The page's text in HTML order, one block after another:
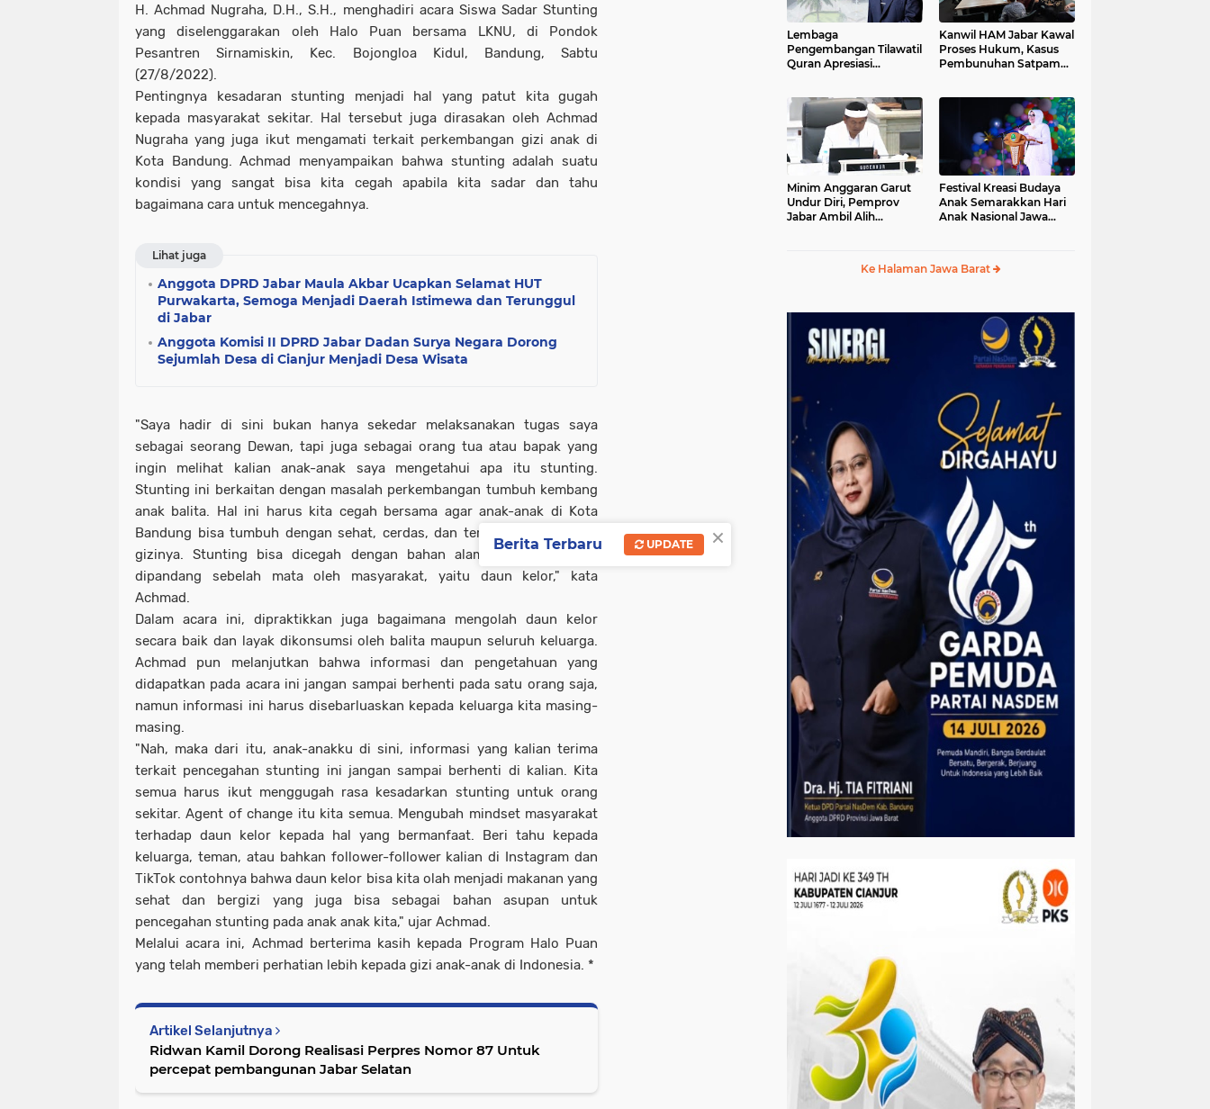
H. Achmad Nugraha, D.H., S.H., menghadiri acara Siswa Sadar Stunting
yang diselenggarakan oleh Halo Puan bersama LKNU, di Pondok
Pesantren Sirnamiskin, Kec. Bojongloa Kidul, Bandung, Sabtu
(27/8/2022).
Pentingnya kesadaran stunting menjadi hal yang patut kita gugah
kepada masyarakat sekitar. Hal tersebut juga dirasakan oleh Achmad
Nugraha yang juga ikut mengamati terkait perkembangan gizi anak di
Kota Bandung. Achmad menyampaikan bahwa stunting adalah suatu
kondisi yang sangat bisa kita cegah apabila kita sadar dan tahu
bagaimana cara untuk mencegahnya.
Lihat juga
Anggota DPRD Jabar Maula Akbar Ucapkan Selamat HUT
Purwakarta, Semoga Menjadi Daerah Istimewa dan Terunggul
di Jabar
Anggota Komisi II DPRD Jabar Dadan Surya Negara Dorong
Sejumlah Desa di Cianjur Menjadi Desa Wisata
"Saya hadir di sini bukan hanya sekedar melaksanakan tugas saya
sebagai seorang Dewan, tapi juga sebagai orang tua atau bapak yang
ingin melihat kalian anak-anak saya mengetahui apa itu stunting.
Stunting ini berkaitan dengan masalah perkembangan tumbuh kembang
anak balita. Hal ini harus kita cegah bersama agar anak-anak di Kota
Bandung bisa tumbuh dengan sehat, cerdas, dan terpenuhi kebutuhan
gizinya. Stunting bisa dicegah dengan bahan alami yang seringkali
dipandang sebelah mata oleh masyarakat, yaitu daun kelor," kata
Achmad.
Dalam acara ini, dipraktikkan juga bagaimana mengolah daun kelor
secara baik dan layak dikonsumsi oleh balita maupun seluruh keluarga.
Achmad pun melanjutkan bahwa informasi dan pengetahuan yang
didapatkan pada acara ini jangan sampai berhenti pada satu orang saja,
namun informasi ini harus disebarluaskan kepada keluarga kita masing-
masing.
"Nah, maka dari itu, anak-anakku di sini, informasi yang kalian terima
terkait pencegahan stunting ini jangan sampai berhenti di kalian. Kita
semua harus ikut menggugah rasa kesadarkan stunting untuk orang
sekitar. Agent of change itu kita semua. Mengubah mindset masyarakat
terhadap daun kelor kepada hal yang bermanfaat. Beri tahu kepada
keluarga, teman, atau bahkan follower-follower kalian di Instagram dan
TikTok contohnya bahwa daun kelor bisa kita olah menjadi makanan yang
sehat dan bergizi yang juga bisa sebagai bahan asupan untuk
pencegahan stunting pada anak anak kita," ujar Achmad.
Melalui acara ini, Achmad berterima kasih kepada Program Halo Puan
yang telah memberi perhatian lebih kepada gizi anak-anak di Indonesia. *
Artikel Selanjutnya
Ridwan Kamil Dorong Realisasi Perpres Nomor 87 Untuk
percepat pembangunan Jabar Selatan
Lembaga
Pengembangan Tilawatil
Quran Apresiasi
Langsung MTQ Jabar
Kanwil HAM Jabar Kawal
Proses Hukum, Kasus
Pembunuhan Satpam
Minim Anggaran Garut
Undur Diri, Pemprov
Jabar Ambil Alih
Festival Kreasi Budaya
Anak Semarakkan Hari
Anak Nasional Jawa
Sunda
Ke Halaman Jawa Barat
×
Berita Terbaru UPDATE